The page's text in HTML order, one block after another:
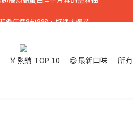
🏅熱銷 TOP 10 😋最新口味
所